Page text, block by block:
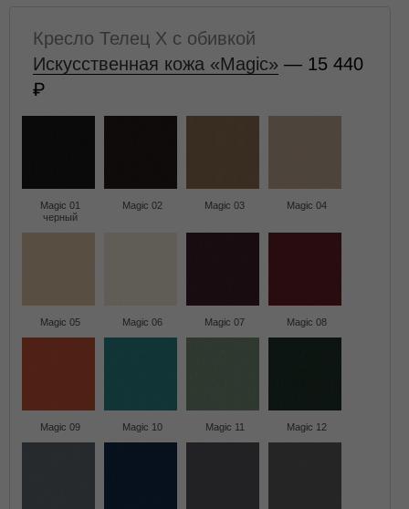
Кресло Телец X с обивкой
Искусственная кожа «Magic» — 15 440
Magic 01
черный
Magic 02 Magic 03 Magic 04
Magic 05 Magic 06 Magic 07 Magic 08
Magic 09 Magic 10 Magic 11 Magic 12